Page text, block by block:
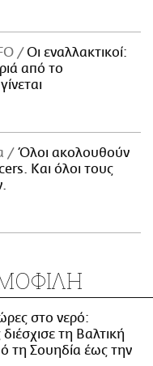
Οι εναλλακτικοί:
από το
Όλοι ακολουθούν
Και όλοι τους
στο νερό:
τη Βαλτική
τη Σουηδία έως την